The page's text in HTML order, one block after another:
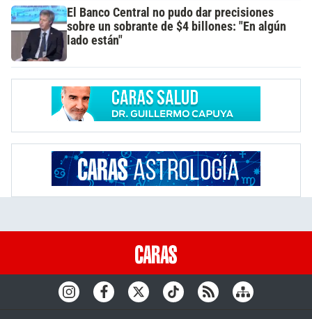
El Banco Central no pudo dar precisiones
sobre un sobrante de $4 billones: "En algún
lado están"